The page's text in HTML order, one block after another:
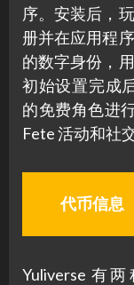
序。安装后，
册并在应用程
的数字身份，
初始设置完成
的免费角色进
Fete 活动和社
代币信息
Yuliverse 有